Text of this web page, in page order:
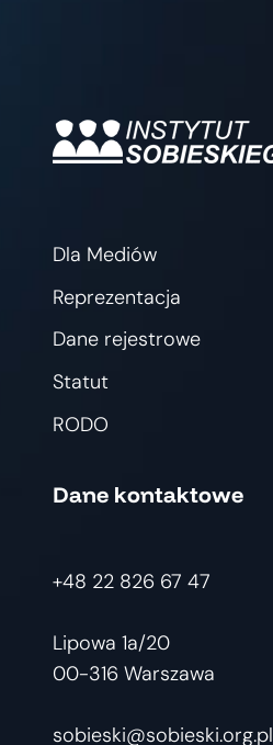
Dla Mediów
Reprezentacja
Dane rejestrowe
Statut
RODO
Dane kontaktowe
+48 22 826 67 47
Lipowa 1a/20
00-316 Warszawa
sobieski@sobieski.org.pl